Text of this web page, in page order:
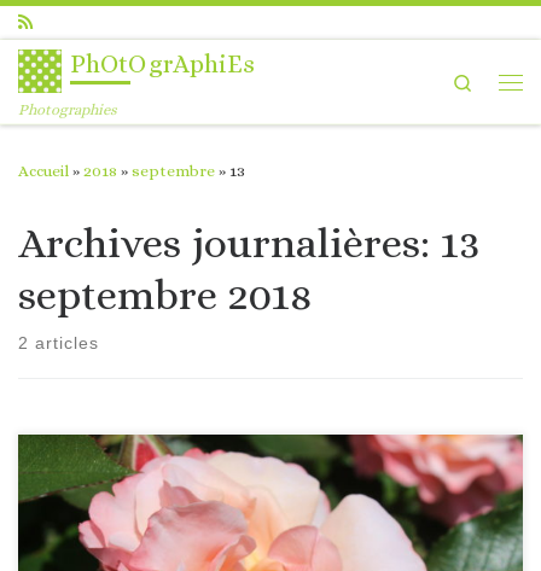
Passer au contenu
PhOtOgrAphiEs
Photographies
Search
Accueil » 2018 » septembre » 13
Archives journalières: 13
septembre 2018
2 articles